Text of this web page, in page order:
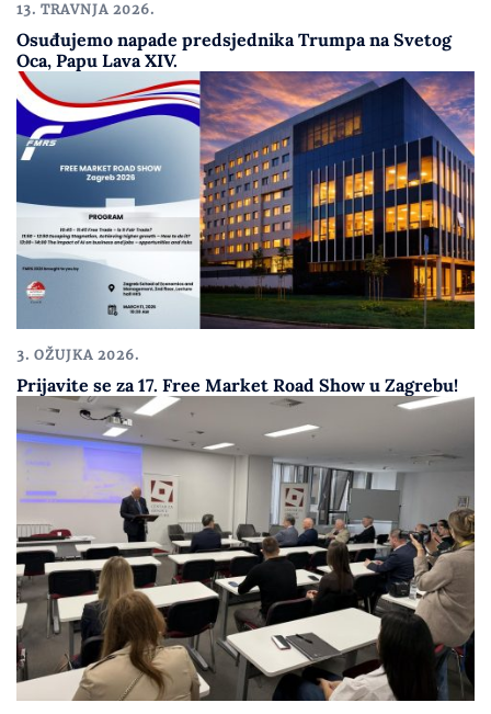
13. TRAVNJA 2026.
Osuđujemo napade predsjednika Trumpa na Svetog
Oca, Papu Lava XIV.
3. OŽUJKA 2026.
Prijavite se za 17. Free Market Road Show u Zagrebu!